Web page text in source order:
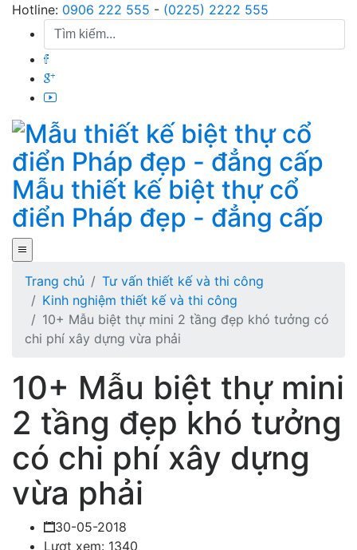
Skip
content
Hotline: 0906 222 555 - (0225) 2222 555
Mẫu thiết kế biệt thự cổ
điển Pháp đẹp - đẳng cấp
Trang chủ
Tư vấn thiết kế và thi công
Kinh nghiệm thiết kế và thi công
10+ Mẫu biệt thự mini 2 tầng đẹp khó tưởng có
chi phí xây dựng vừa phải
10+ Mẫu biệt thự mini
2 tầng đẹp khó tưởng
có chi phí xây dựng
vừa phải
30-05-2018
Lượt xem: 1340